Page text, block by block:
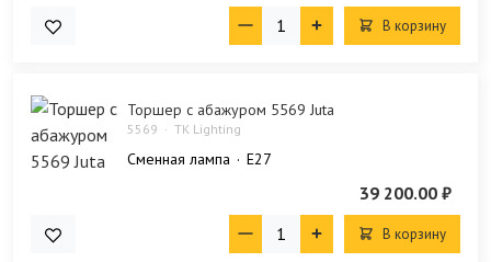
В корзину
Торшер с абажуром 5569 Juta
5569 TK Lighting
Сменная лампа E27
39 200.00 ₽
В корзину